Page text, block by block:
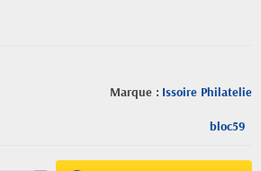
Marque : Issoire Philatelie
bloc59